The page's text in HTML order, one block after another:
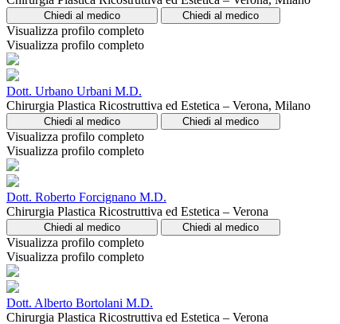
Chiedi al medico Chiedi al medico
Visualizza profilo completo
Visualizza profilo completo
Dott. Urbano Urbani M.D.
Chirurgia Plastica Ricostruttiva ed Estetica – Verona, Milano
Chiedi al medico Chiedi al medico
Visualizza profilo completo
Visualizza profilo completo
Dott. Roberto Forcignano M.D.
Chirurgia Plastica Ricostruttiva ed Estetica – Verona
Chiedi al medico Chiedi al medico
Visualizza profilo completo
Visualizza profilo completo
Dott. Alberto Bortolani M.D.
Chirurgia Plastica Ricostruttiva ed Estetica – Verona